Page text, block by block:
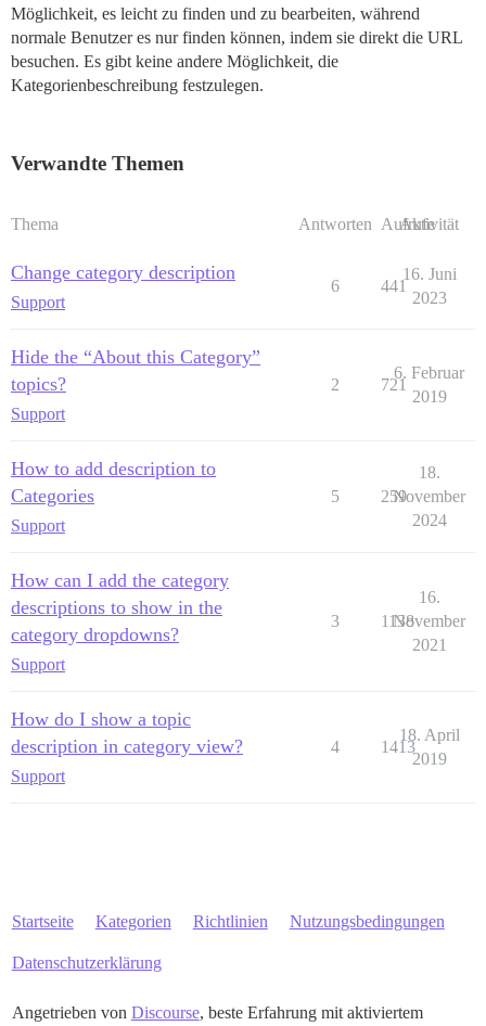
Möglichkeit, es leicht zu finden und zu bearbeiten, während
normale Benutzer es nur finden können, indem sie direkt die URL
besuchen. Es gibt keine andere Möglichkeit, die
Kategorienbeschreibung festzulegen.
Verwandte Themen
Thema Antworten Aufrufe
Aktivität
Change category description
Support
6 441
16. Juni
2023
Hide the “About this Category”
topics?
Support
2 721
6. Februar
2019
How to add description to
Categories
Support
5 259
18.
November
2024
How can I add the category
descriptions to show in the
category dropdowns?
Support
3 1138
16.
November
2021
How do I show a topic
description in category view?
Support
4 1413
18. April
2019
Startseite Kategorien Richtlinien Nutzungsbedingungen
Datenschutzerklärung
Angetrieben von Discourse, beste Erfahrung mit aktiviertem